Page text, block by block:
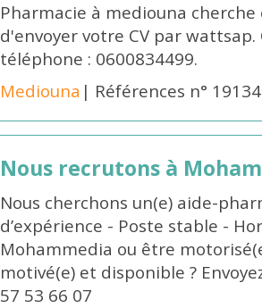
Pharmacie à mediouna
d'envoyer votre CV par
téléphone : 0600834499.
Mediouna | Références n° 19134
Nous recrutons à
Nous cherchons un(e) aide-
d’expérience - Poste stable -
Mohammedia ou être
motivé(e) et disponible ?
57 53 66 07